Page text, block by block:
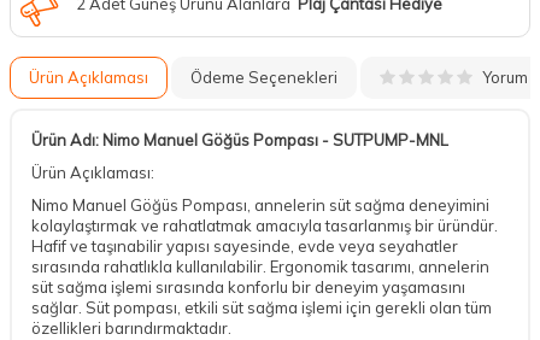
Ürün Açıklaması Ödeme Seçenekleri Yorum
Ürün Adı: Nimo Manuel Göğüs Pompası - SUTPUMP-MNL
Ürün Açıklaması:
Nimo Manuel Göğüs Pompası, annelerin süt sağma deneyimini
kolaylaştırmak ve rahatlatmak amacıyla tasarlanmış bir üründür.
Hafif ve taşınabilir yapısı sayesinde, evde veya seyahatler
sırasında rahatlıkla kullanılabilir. Ergonomik tasarımı, annelerin
süt sağma işlemi sırasında konforlu bir deneyim yaşamasını
sağlar. Süt pompası, etkili süt sağma işlemi için gerekli olan tüm
özellikleri barındırmaktadır.